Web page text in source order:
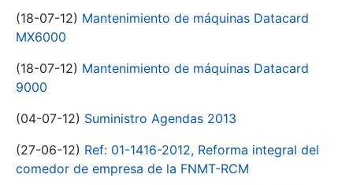
(18-07-12) Mantenimiento de máquinas Datacard
MX6000
(18-07-12) Mantenimiento de máquinas Datacard
9000
(04-07-12) Suministro Agendas 2013
(27-06-12) Ref: 01-1416-2012, Reforma integral del
comedor de empresa de la FNMT-RCM